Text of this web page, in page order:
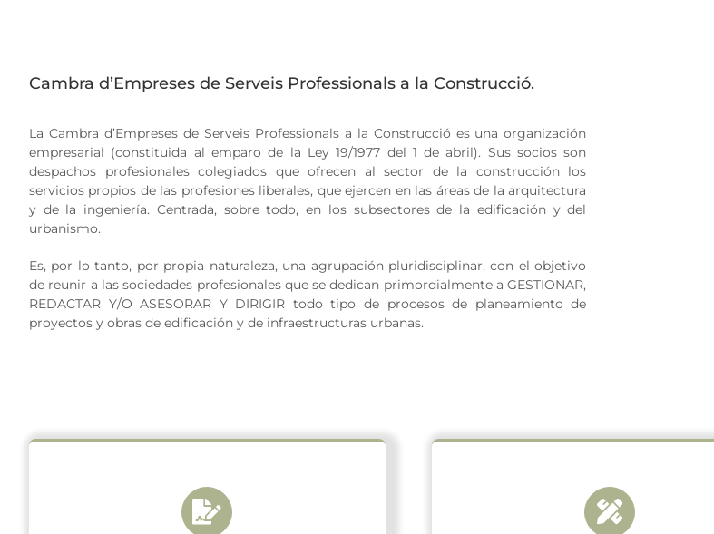
Cambra d’Empreses de Serveis Professionals a la Construcció.
La Cambra d’Empreses de Serveis Professionals a la Construcció es una organización
empresarial (constituida al emparo de la Ley 19/1977 del 1 de abril). Sus socios son
despachos profesionales colegiados que ofrecen al sector de la construcción los
servicios propios de las profesiones liberales, que ejercen en las áreas de la arquitectura
y de la ingeniería. Centrada, sobre todo, en los subsectores de la edificación y del
urbanismo.
Es, por lo tanto, por propia naturaleza, una agrupación pluridisciplinar, con el objetivo
de reunir a las sociedades profesionales que se dedican primordialmente a GESTIONAR,
REDACTAR Y/O ASESORAR Y DIRIGIR todo tipo de procesos de planeamiento de
proyectos y obras de edificación y de infraestructuras urbanas.